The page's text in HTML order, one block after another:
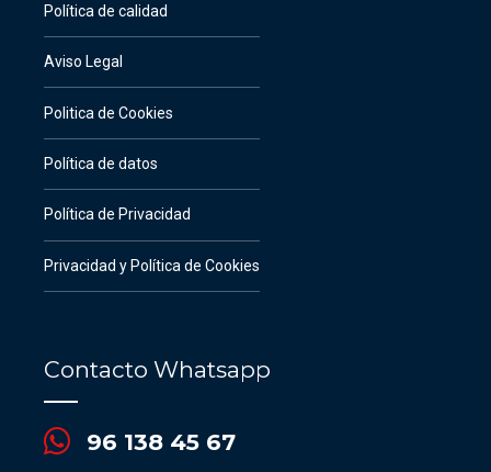
Política de calidad
Aviso Legal
Politica de Cookies
Política de datos
Política de Privacidad
Privacidad y Política de Cookies
Contacto Whatsapp
96 138 45 67